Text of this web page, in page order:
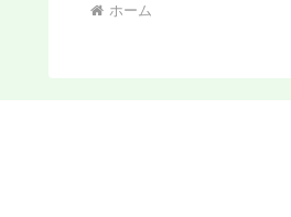
ホーム